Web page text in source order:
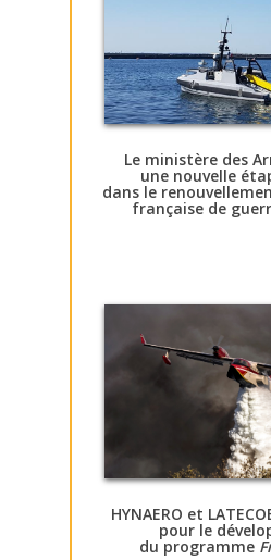
Le ministère des
une nouvelle
dans le
française de
HYNAERO et
pour le
du programme